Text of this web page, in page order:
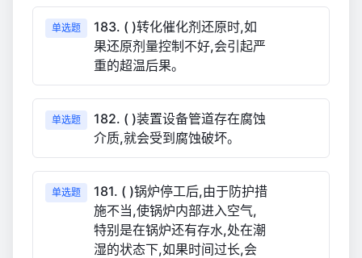
单选题
183. ( )转化催化剂还原时,如
果还原剂量控制不好,会引起严
重的超温后果。
单选题
182. ( )装置设备管道存在腐蚀
介质,就会受到腐蚀破坏。
单选题
181. ( )锅炉停工后,由于防护措
施不当,使锅炉内部进入空气,
特别是在锅炉还有存水,处在潮
湿的状态下,如果时间过长,会